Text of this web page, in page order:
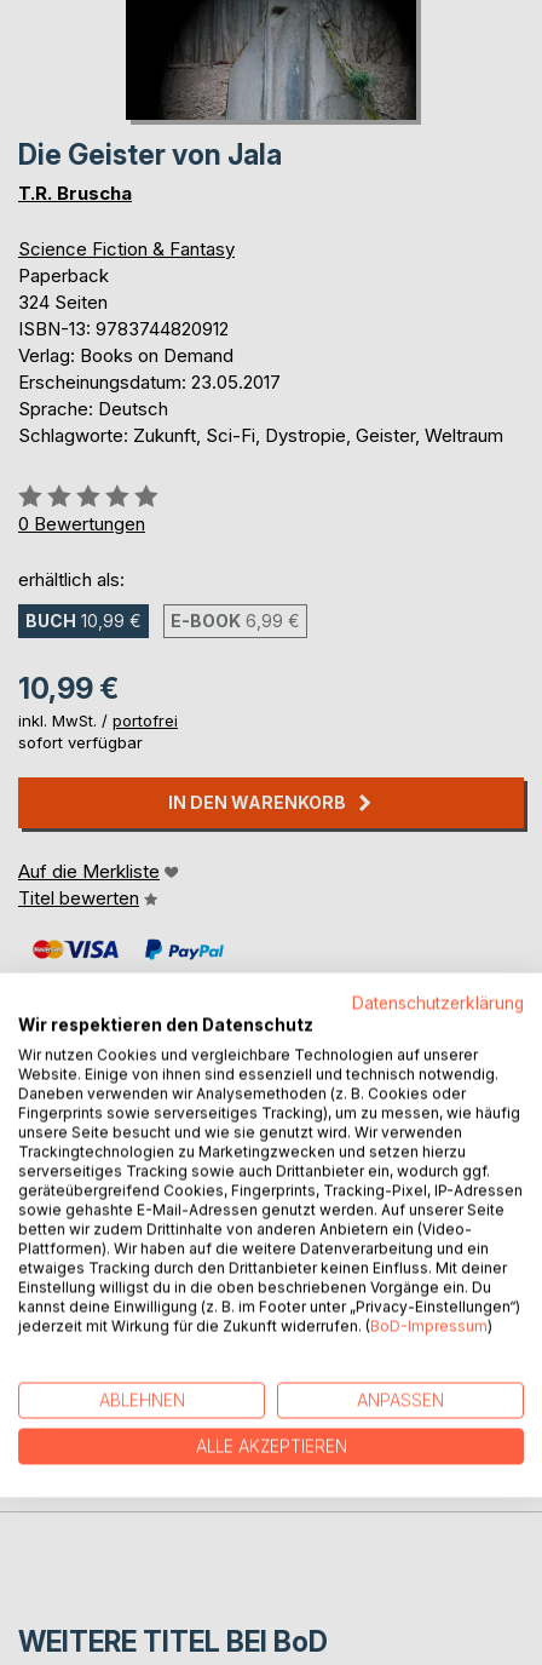
Die Geister von Jala
T.R. Bruscha
Science Fiction & Fantasy
Paperback
324 Seiten
ISBN-13: 9783744820912
Verlag: Books on Demand
Erscheinungsdatum: 23.05.2017
Sprache: Deutsch
Schlagworte: Zukunft, Sci-Fi, Dystropie, Geister, Weltraum
Bewertung::
0%
0 Bewertungen
erhältlich als:
BUCH 10,99 € E-BOOK 6,99 €
10,99 €
inkl. MwSt. / portofrei
sofort verfügbar
IN DEN WARENKORB
Auf die Merkliste
Titel bewerten
BESCHREIBUNG
In der Zukunft ist nichts mehr so wie es einmal war. Schon
gar nicht, wenn man Jahrhunderte geschlafen hat. Aber es
ist nur auf den ersten Blick wie erträumt. Unter einer
paradiesischen Oberfläche lauert die Dunkelheit der
menschlichen Art. Es beginnt eine Jagd um die letzten
echten Menschen und die Menschlichkeit selbst.
PRESSESTIMMEN
WEITERE TITEL BEI BoD
Datenschutzerklärung
Wir respektieren den Datenschutz
Wir nutzen Cookies und vergleichbare Technologien auf unserer
Website. Einige von ihnen sind essenziell und technisch notwendig.
Daneben verwenden wir Analysemethoden (z. B. Cookies oder
Fingerprints sowie serverseitiges Tracking), um zu messen, wie häufig
unsere Seite besucht und wie sie genutzt wird. Wir verwenden
Trackingtechnologien zu Marketingzwecken und setzen hierzu
serverseitiges Tracking sowie auch Drittanbieter ein, wodurch ggf.
geräteübergreifend Cookies, Fingerprints, Tracking-Pixel, IP-Adressen
sowie gehashte E-Mail-Adressen genutzt werden. Auf unserer Seite
betten wir zudem Drittinhalte von anderen Anbietern ein (Video-
Plattformen). Wir haben auf die weitere Datenverarbeitung und ein
etwaiges Tracking durch den Drittanbieter keinen Einfluss. Mit deiner
Einstellung willigst du in die oben beschriebenen Vorgänge ein. Du
kannst deine Einwilligung (z. B. im Footer unter „Privacy-Einstellungen“)
jederzeit mit Wirkung für die Zukunft widerrufen. (BoD-Impressum)
ABLEHNEN ANPASSEN
ALLE AKZEPTIEREN